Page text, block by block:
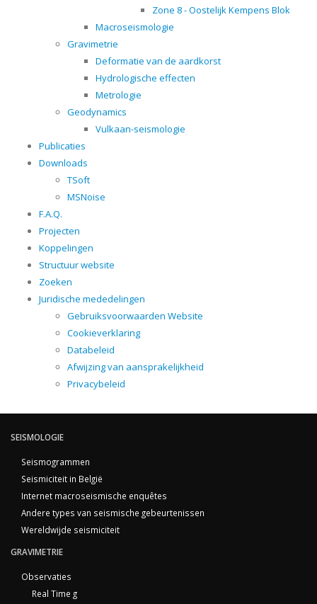
Zone 8 - Oostelijk Kempens Blok
Macroseismologie
Gravimetrie
Deformatie van de aardkorst
Hydrologische effecten
Metrologie
Geodynamics
Vulkaan-seismologie
Publicaties
Downloads
TSoft
MSNoise
F.A.Q.
Projecten
Koppelingen
Structuur website
Zoeken
Juridische mededelingen
Gebruiksvoorwaarden Website
Cookieverklaring
Databeleid
Afwijzing van aansprakelijkheid
Privacybeleid
SEISMOLOGIE
Seismogrammen
Seismiciteit in België
Internet macroseismische enquêtes
Andere types van seismische gebeurtenissen
Wereldwijde seismiciteit
GRAVIMETRIE
Observaties
Real Time g